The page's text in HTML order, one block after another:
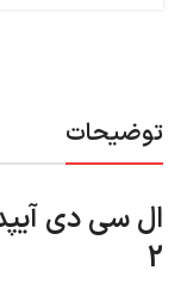
توضیحات
2